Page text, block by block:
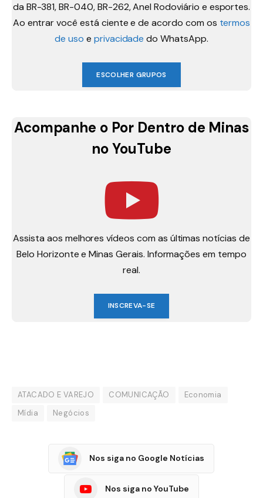
da BR-381, BR-040, BR-262, Anel Rodoviário e esportes.
Ao entrar você está ciente e de acordo com os termos
de uso e privacidade do WhatsApp.
ESCOLHER GRUPOS
Acompanhe o Por Dentro de Minas
no YouTube
Assista aos melhores vídeos com as últimas notícias de
Belo Horizonte e Minas Gerais. Informações em tempo
real.
INSCREVA-SE
ATACADO E VAREJO COMUNICAÇÃO
Economia
Mídia
Negócios
Nos siga no Google Notícias
Nos siga no YouTube